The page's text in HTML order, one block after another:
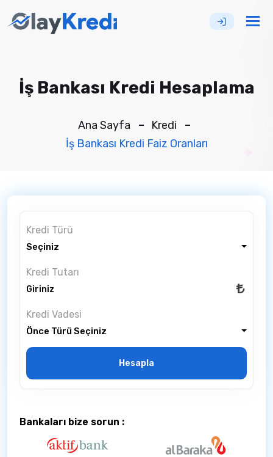
İş Bankası Kredi Hesaplama
Ana Sayfa
Kredi
İş Bankası Kredi Faiz Oranları
Kredi Türü
Seçiniz
Kredi Tutarı
Kredi Vadesi
Önce Türü Seçiniz
Hesapla
Bankaları bize sorun :